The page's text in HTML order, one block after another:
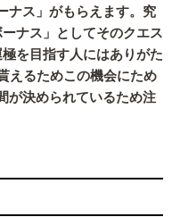
ナス」がもらえます。究
ナス」としてそのクエス
を目指す人にはありがた
えるためこの機会にため
が決められているため注